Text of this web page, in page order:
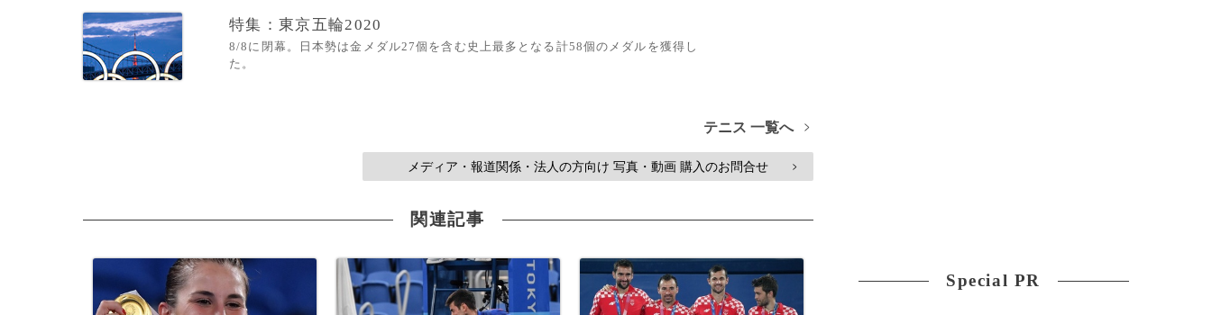
特集：東京五輪2020
8/8に閉幕。日本勢は金メダル27個を含む史上最多となる計58個のメダルを獲得し
た。
テニス 一覧へ >
メディア・報道関係・法人の方向け 写真・動画 購入のお問合せ >
関連記事
Special PR